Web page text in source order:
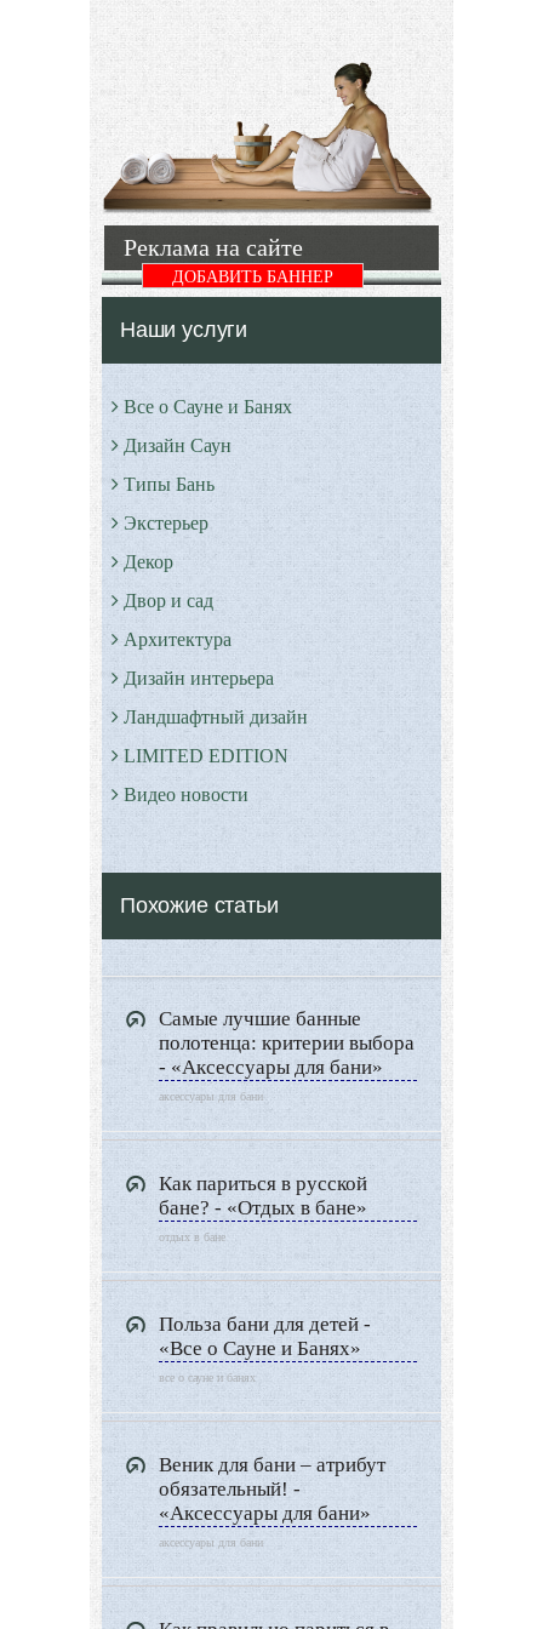
парной
являются
процедуры
охлаждения
организма.
При
правильном
и
профессиональном
проведении
Подробнее
бывает
очень
трудно.
Стильные
интерьеры
обладают
внутренней
гармонией.
Подробнее
Реклама на сайте
ДОБАВИТЬ БАННЕР
Наши услуги
Все о Сауне и Банях
Дизайн Саун
Типы Бань
Экстерьер
Декор
Двор и сад
Архитектура
Дизайн интерьера
Ландшафтный дизайн
LIMITED EDITION
Видео новости
Другие услуги
Похожие статьи
Самые лучшие банные
полотенца: критерии выбора
- «Аксессуары для бани»
аксессуары для бани
Как париться в русской
бане? - «Отдых в бане»
отдых в бане
Польза бани для детей -
«Все о Сауне и Банях»
все о сауне и банях
Веник для бани – атрибут
обязательный! -
«Аксессуары для бани»
аксессуары для бани